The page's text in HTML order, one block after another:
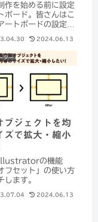
作を始める前に設定
ボード。皆さんはこ
ートボードの設定を
的な設定の仕方があ
にアートボードに対
していなかった方は
いただけたらと思い
2024.06.13
ター
ブジェクトを均
ズで拡大・縮小
の機能
フセット」の使い方
します。
2024.06.13